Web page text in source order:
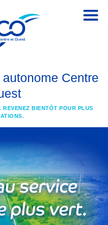
Centre
REVENEZ BIENTÔT POUR PLUS